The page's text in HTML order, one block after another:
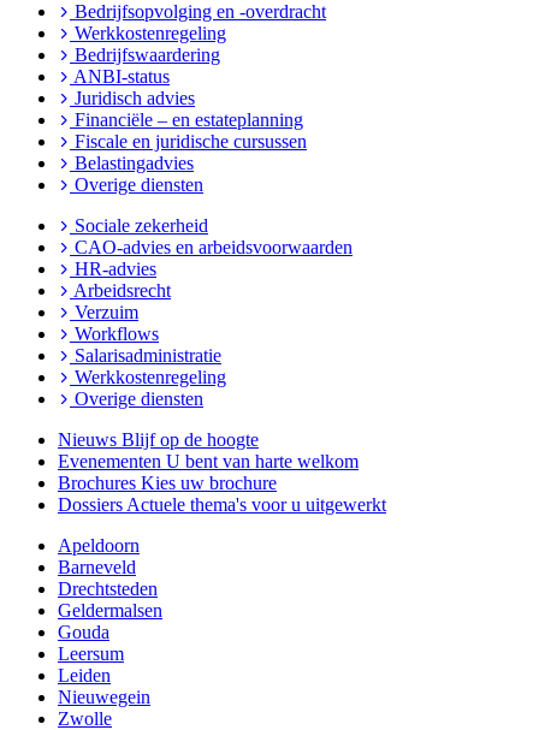
Bedrijfsopvolging en -overdracht
Werkkostenregeling
Bedrijfswaardering
ANBI-status
Juridisch advies
Financiële – en estateplanning
Fiscale en juridische cursussen
Belastingadvies
Overige diensten
Sociale zekerheid
CAO-advies en arbeidsvoorwaarden
HR-advies
Arbeidsrecht
Verzuim
Workflows
Salarisadministratie
Werkkostenregeling
Overige diensten
Nieuws Blijf op de hoogte
Evenementen U bent van harte welkom
Brochures Kies uw brochure
Dossiers Actuele thema's voor u uitgewerkt
Apeldoorn
Barneveld
Drechtsteden
Geldermalsen
Gouda
Leersum
Leiden
Nieuwegein
Zwolle